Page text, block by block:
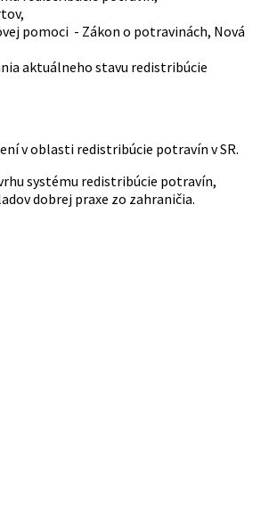
pomoci - Zákon o potravinách, Nová
aktuálneho stavu redistribúcie
v oblasti redistribúcie potravín v SR.
systému redistribúcie potravín,
dobrej praxe zo zahraničia.